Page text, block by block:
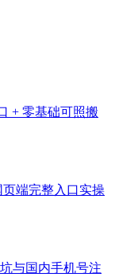
+ 零基础可照搬
页端完整入口实操
与国内手机号注